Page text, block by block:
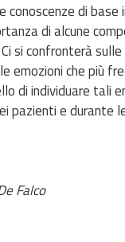
di base
di alcune
si confronterà
emozioni che più
di individuare tali
pazienti e durante
Falco